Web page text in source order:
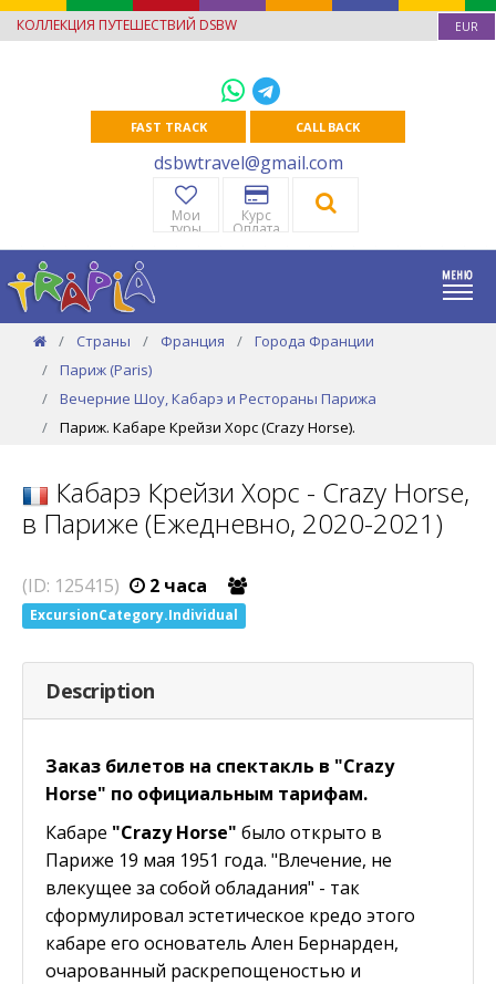
КОЛЛЕКЦИЯ ПУТЕШЕСТВИЙ DSBW EUR
FAST TRACK CALL BACK
dsbwtravel@gmail.com
Мои
туры
Курс
Оплата
Страны Франция
Города Франции
Париж (Paris)
Вечерние Шоу, Кабарэ и Рестораны Парижа
Париж. Кабаре Крейзи Хорс (Crazy Horse).
Кабарэ Крейзи Хорс - Crazy Horse,
в Париже (Ежедневно, 2020-2021)
(ID: 125415) 2 часа
ExcursionCategory.Individual
Description
Заказ билетов на спектакль в "Сrazy
Horse" по официальным тарифам.
Кабаре "Сrazy Horse" было открыто в
Париже 19 мая 1951 года. "Влечение, не
влекущее за собой обладания" - так
сформулировал эстетическое кредо этого
кабаре его основатель Ален Бернарден,
очарованный раскрепощеностью и